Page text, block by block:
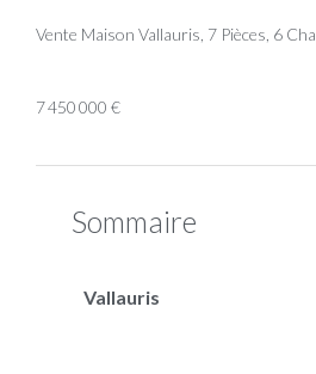
Vente Maison Vallauris, 7 Pièces, 6
7 450 000 €
Sommaire
Vallauris